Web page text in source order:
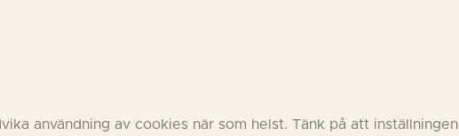
användning av cookies när som helst. Tänk på att